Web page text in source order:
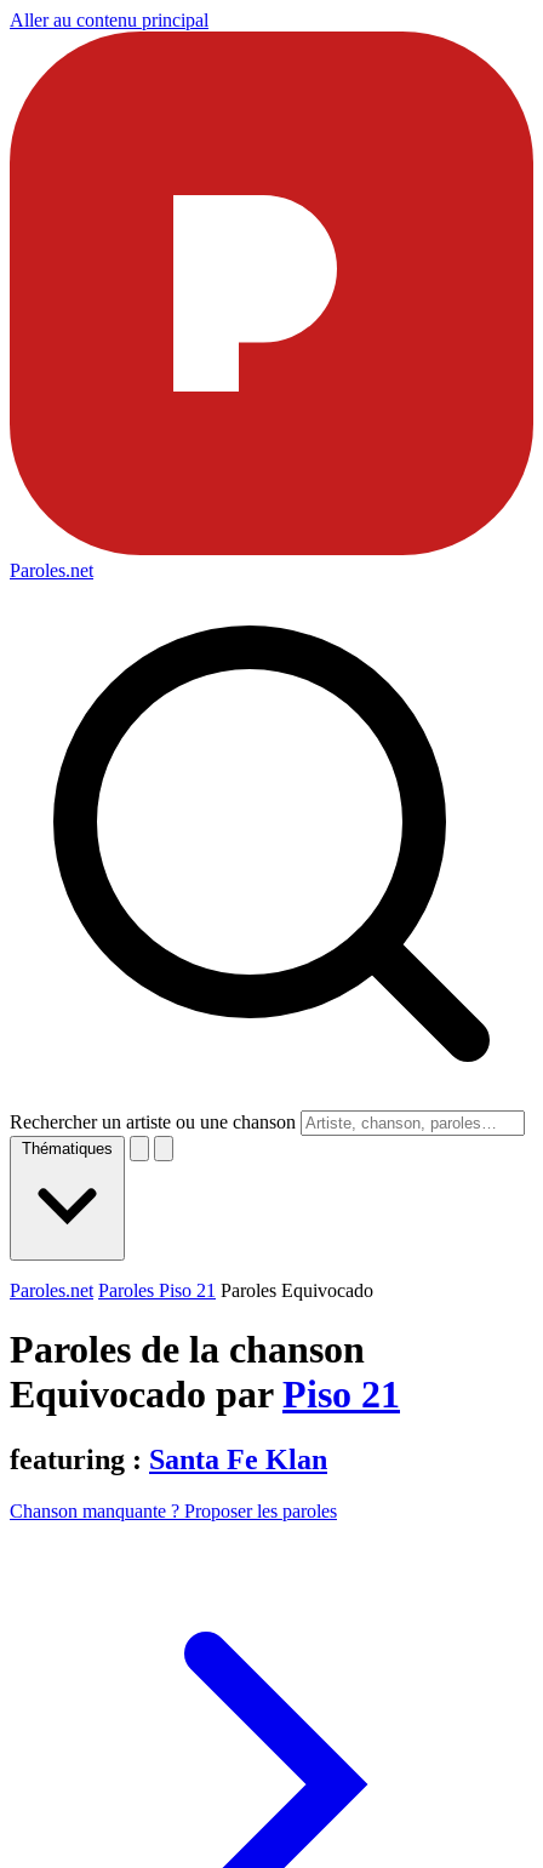
Aller au contenu principal
Paroles.net
Rechercher un artiste ou une chanson
Thématiques
Paroles.net Paroles Piso 21 Paroles Equivocado
Paroles de la chanson
Equivocado parPiso 21
featuring : Santa Fe Klan
Chanson manquante ? Proposer les paroles